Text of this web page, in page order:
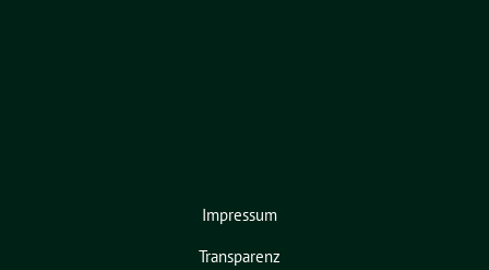
Impressum
Transparenz